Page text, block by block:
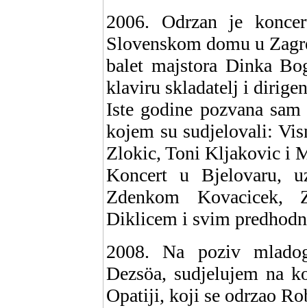
2006. Odrzan je
Slovenskom domu u
balet majstora Dinka
klaviru skladatelj i
Iste godine pozvana
kojem su sudjelovali:
Zlokic, Toni Kljakovic i
Koncert u Bjelovaru,
Zdenkom Kovacicek,
Diklicem i svim
2008. Na poziv
Dezsöa, sudjelujem na
Opatiji, koji se odrzao